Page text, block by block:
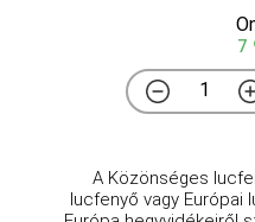
7
A Közönséges
lucfenyő vagy Európai